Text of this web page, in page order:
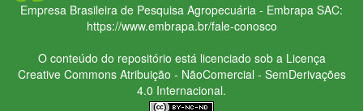
Empresa Brasileira de Pesquisa Agropecuária - Embrapa SAC:
https://www.embrapa.br/fale-conosco
O conteúdo do repositório está licenciado sob a Licença
Creative CommonsAtribuição - NãoComercial - SemDerivações
4.0 Internacional.